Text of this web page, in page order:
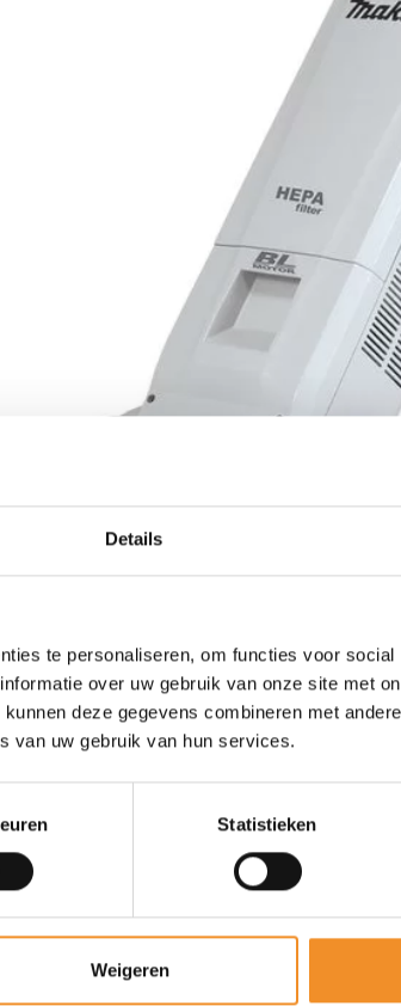
Details
te personaliseren, om functies voor
over uw gebruik van onze site met
deze gegevens combineren met
van uw gebruik van hun services.
Statistieken
Weigeren
– 5L – Koolborstelloos
vandaag verzonden!
Toevoegen aan